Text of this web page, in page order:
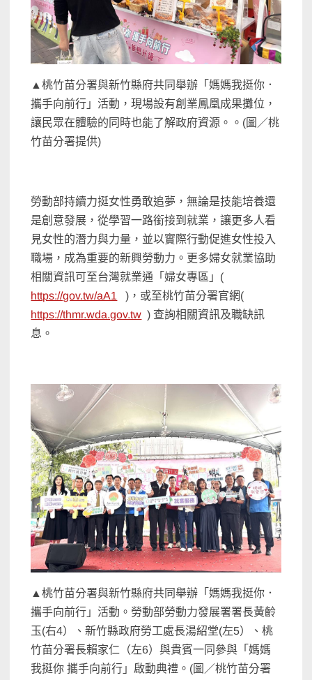
▲桃竹苗分署與新竹縣府共同舉辦「媽媽我挺你．
攜手向前行」活動，現場設有創業鳳凰成果攤位，
讓民眾在體驗的同時也能了解政府資源。。(圖／桃
竹苗分署提供)
勞動部持續力挺女性勇敢追夢，無論是技能培養還
是創意發展，從學習一路銜接到就業，讓更多人看
見女性的潛力與力量，並以實際行動促進女性投入
職場，成為重要的新興勞動力。更多婦女就業協助
相關資訊可至台灣就業通「婦女專區」(
https://gov.tw/aA1 )，或至桃竹苗分署官網(
https://thmr.wda.gov.tw ) 查詢相關資訊及職缺訊
息。
▲桃竹苗分署與新竹縣府共同舉辦「媽媽我挺你．
攜手向前行」活動。勞動部勞動力發展署署長黃齡
玉(右4）、新竹縣政府勞工處長湯紹堂(左5）、桃
竹苗分署長賴家仁（左6）與貴賓一同參與「媽媽
我挺你 攜手向前行」啟動典禮。(圖／桃竹苗分署